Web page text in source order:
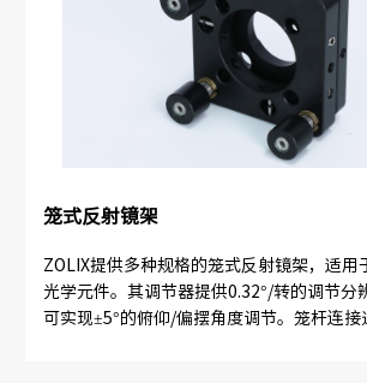
笼式反射镜架
ZOLIX提供多种规格的笼式反射镜架，适用
光学元件。其调节器提供0.32°/转的调节分
可实现±5°的俯仰/偏摆角度调节。笼杆连接